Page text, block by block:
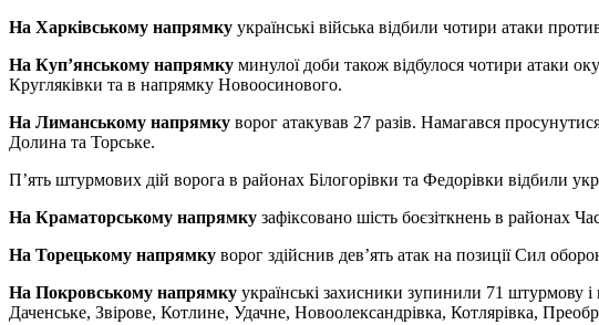
На Харківському напрямку українські війська відбили чотири атаки
На Куп’янському напрямку минулої доби також відбулося чотири атаки
Кругляківки та в напрямку Новоосинового.
На Лиманському напрямку ворог атакував 27 разів. Намагався
Долина та Торське.
П’ять штурмових дій ворога в районах Білогорівки та Федорівки відбили
На Краматорському напрямку зафіксовано шість боєзіткнень в районах
На Торецькому напрямку ворог здійснив дев’ять атак на позиції Сил
На Покровському напрямку українські захисники зупинили 71 штурмову
Даченське, Звірове, Котлине, Удачне, Новоолександрівка, Котлярівка,